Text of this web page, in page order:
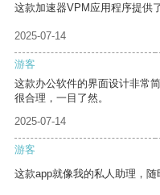
这款加速器VPM应用程序提供
2025-07-14
游客
这款办公软件的界面设计非常
很合理，一目了然。
2025-07-14
游客
这款app就像我的私人助理，随